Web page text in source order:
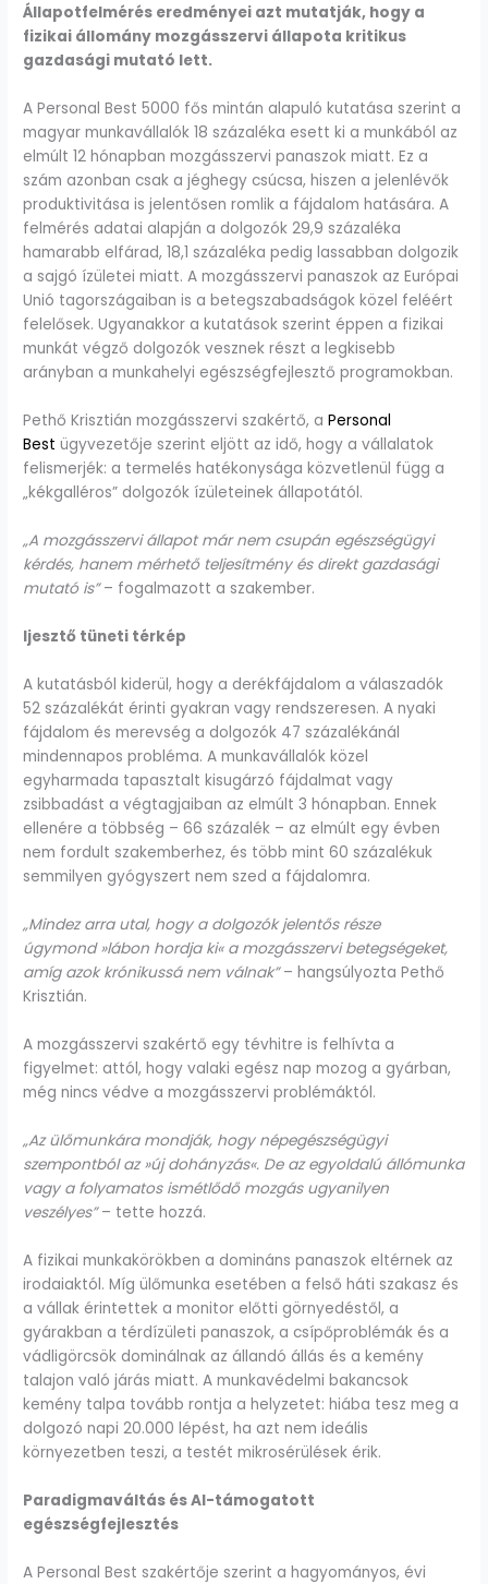
Állapotfelmérés eredményei azt mutatják, hogy a
fizikai állomány mozgásszervi állapota kritikus
gazdasági mutató lett.
A Personal Best 5000 fős mintán alapuló kutatása szerint a
magyar munkavállalók 18 százaléka esett ki a munkából az
elmúlt 12 hónapban mozgásszervi panaszok miatt. Ez a
szám azonban csak a jéghegy csúcsa, hiszen a jelenlévők
produktivitása is jelentősen romlik a fájdalom hatására. A
felmérés adatai alapján a dolgozók 29,9 százaléka
hamarabb elfárad, 18,1 százaléka pedig lassabban dolgozik
a sajgó ízületei miatt. A mozgásszervi panaszok az Európai
Unió tagországaiban is a betegszabadságok közel feléért
felelősek. Ugyanakkor a kutatások szerint éppen a fizikai
munkát végző dolgozók vesznek részt a legkisebb
arányban a munkahelyi egészségfejlesztő programokban.
Pethő Krisztián mozgásszervi szakértő, aPersonal
Best ügyvezetője szerint eljött az idő, hogy a vállalatok
felismerjék: a termelés hatékonysága közvetlenül függ a
„kékgalléros” dolgozók ízületeinek állapotától.
„A mozgásszervi állapot már nem csupán egészségügyi
kérdés, hanem mérhető teljesítmény és direkt gazdasági
mutató is”– fogalmazott a szakember.
Ijesztő tüneti térkép
A kutatásból kiderül, hogy a derékfájdalom a válaszadók
52 százalékát érinti gyakran vagy rendszeresen. A nyaki
fájdalom és merevség a dolgozók 47 százalékánál
mindennapos probléma. A munkavállalók közel
egyharmada tapasztalt kisugárzó fájdalmat vagy
zsibbadást a végtagjaiban az elmúlt 3 hónapban. Ennek
ellenére a többség – 66 százalék – az elmúlt egy évben
nem fordult szakemberhez, és több mint 60 százalékuk
semmilyen gyógyszert nem szed a fájdalomra.
„Mindez arra utal, hogy a dolgozók jelentős része
úgymond »lábon hordja ki« a mozgásszervi betegségeket,
amíg azok krónikussá nem válnak”– hangsúlyozta Pethő
Krisztián.
A mozgásszervi szakértő egy tévhitre is felhívta a
figyelmet: attól, hogy valaki egész nap mozog a gyárban,
még nincs védve a mozgásszervi problémáktól.
„Az ülőmunkára mondják, hogy népegészségügyi
szempontból az »új dohányzás«. De az egyoldalú állómunka
vagy a folyamatos ismétlődő mozgás ugyanilyen
veszélyes”– tette hozzá.
A fizikai munkakörökben a domináns panaszok eltérnek az
irodaiaktól. Míg ülőmunka esetében a felső háti szakasz és
a vállak érintettek a monitor előtti görnyedéstől, a
gyárakban a térdízületi panaszok, a csípőproblémák és a
vádligörcsök dominálnak az állandó állás és a kemény
talajon való járás miatt. A munkavédelmi bakancsok
kemény talpa tovább rontja a helyzetet: hiába tesz meg a
dolgozó napi 20.000 lépést, ha azt nem ideális
környezetben teszi, a testét mikrosérülések érik.
Paradigmaváltás és AI-támogatott
egészségfejlesztés
A Personal Best szakértője szerint a hagyományos, évi